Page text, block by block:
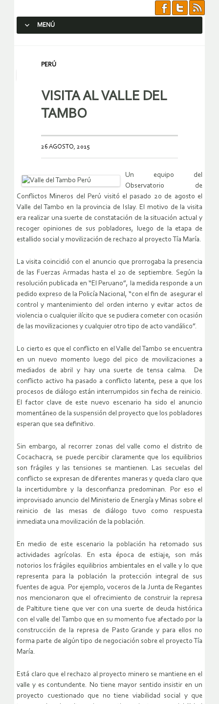
MENÚ
PERÚ
VISITA AL VALLE DEL
TAMBO
26 AGOSTO, 2015
Un equipo del
Observatorio de
Conflictos Mineros del Perú visitó el pasado 20 de agosto el
Valle del Tambo en la provincia de Islay. El motivo de la visita
era realizar una suerte de constatación de la situación actual y
recoger opiniones de sus pobladores, luego de la etapa de
estallido social y movilización de rechazo al proyecto Tía María.
La visita coincidió con el anuncio que prorrogaba la presencia
de las Fuerzas Armadas hasta el 20 de septiembre. Según la
resolución publicada en “El Peruano”, la medida responde a un
pedido expreso de la Policía Nacional, “con el fin de asegurar el
control y mantenimiento del orden interno y evitar actos de
violencia o cualquier ilícito que se pudiera cometer con ocasión
de las movilizaciones y cualquier otro tipo de acto vandálico”.
Lo cierto es que el conflicto en el Valle del Tambo se encuentra
en un nuevo momento luego del pico de movilizaciones a
mediados de abril y hay una suerte de tensa calma. De
conflicto activo ha pasado a conflicto latente, pese a que los
procesos de diálogo están interrumpidos sin fecha de reinicio.
El factor clave de este nuevo escenario ha sido el anuncio
momentáneo de la suspensión del proyecto que los pobladores
esperan que sea definitivo.
Sin embargo, al recorrer zonas del valle como el distrito de
Cocachacra, se puede percibir claramente que los equilibrios
son frágiles y las tensiones se mantienen. Las secuelas del
conflicto se expresan de diferentes maneras y queda claro que
la incertidumbre y la desconfianza predominan. Por eso el
improvisado anuncio del Ministerio de Energía y Minas sobre el
reinicio de las mesas de diálogo tuvo como respuesta
inmediata una movilización de la población.
En medio de este escenario la población ha retomado sus
actividades agrícolas. En esta época de estiaje, son más
notorios los frágiles equilibrios ambientales en el valle y lo que
representa para la población la protección integral de sus
fuentes de agua. Por ejemplo, voceros de la Junta de Regantes
nos mencionaron que el ofrecimiento de construir la represa
de Paltiture tiene que ver con una suerte de deuda histórica
con el valle del Tambo que en su momento fue afectado por la
construcción de la represa de Pasto Grande y para ellos no
forma parte de algún tipo de negociación sobre el proyecto Tía
María.
Está claro que el rechazo al proyecto minero se mantiene en el
valle y es contundente. No tiene mayor sentido insistir en un
proyecto cuestionado que no tiene viabilidad social y que